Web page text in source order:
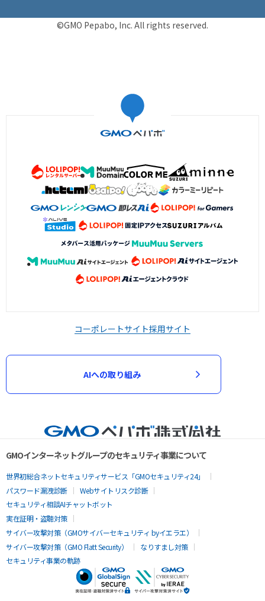
©GMO Pepabo, Inc. All rights reserved.
コーポレートサイト採用サイト
AIへの取り組み
GMOインターネットグループのセキュリティ事業について
世界初総合ネットセキュリティサービス「GMOセキュリティ24」
パスワード漏洩診断
Webサイトリスク診断
セキュリティ相談AIチャットボット
実在証明・盗聴対策
サイバー攻撃対策（GMOサイバーセキュリティ byイエラエ）
サイバー攻撃対策（GMO Flatt Security）
なりすまし対策
セキュリティ事業の軌跡